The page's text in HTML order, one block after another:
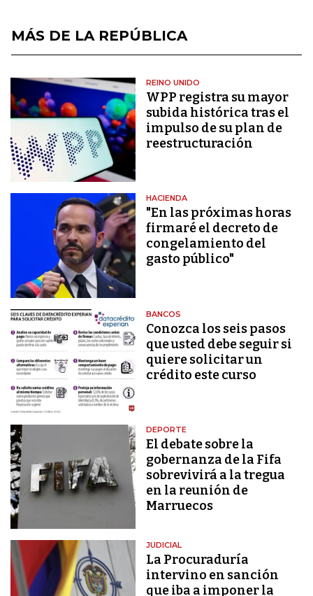
MÁS DE LA REPÚBLICA
REINO UNIDO
WPP registra su mayor
subida histórica tras el
impulso de su plan de
reestructuración
HACIENDA
"En las próximas horas
firmaré el decreto de
congelamiento del
gasto público"
BANCOS
Conozca los seis pasos
que usted debe seguir si
quiere solicitar un
crédito este curso
DEPORTE
El debate sobre la
gobernanza de la Fifa
sobrevivirá a la tregua
en la reunión de
Marruecos
JUDICIAL
La Procuraduría
intervino en sanción
que iba a imponer la